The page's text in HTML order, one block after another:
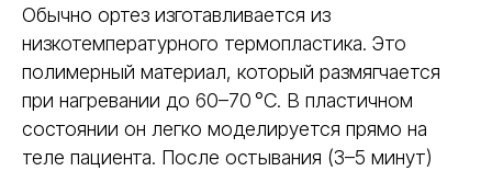
Обычно ортез изготавливается из
низкотемпературного термопластика. Это
полимерный материал, который размягчается
при нагревании до 60–70 °C. В пластичном
состоянии он легко моделируется прямо на
теле пациента. После остывания (3–5 минут)
Влагостойкость Да, можно принимать душ
Срок службы
Многократное повторное
использование до 3-5 раз